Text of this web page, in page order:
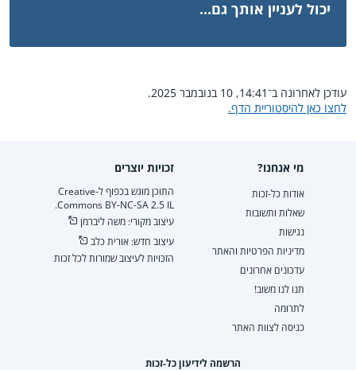
יכול לעניין אותך גם...
עודכן לאחרונה ב־14:41, 10 בנובמבר 2025.
לחצו כאן להיסטוריית הדף.
מי אנחנו?
אודות כל-זכות
שאלות ותשובות
נגישות
מדיניות הפרטיות והאתר
עדכונים אחרונים
תנו לנו משוב!
לתרומה
כניסה לצוות האתר
זכויות יוצרים
התוכן מוגש בכפוף ל-Creative
Commons BY-NC-SA 2.5 IL.
עיצוב מקורי: משה ליברמן
עיצוב חדש: אורית כלב
הזכויות לעיצוב שמורות לכל זכות
הרשמה לידיעון כל-זכות